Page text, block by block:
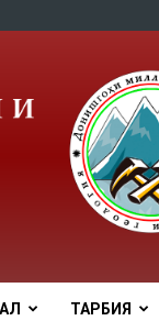
ТАРБИЯ